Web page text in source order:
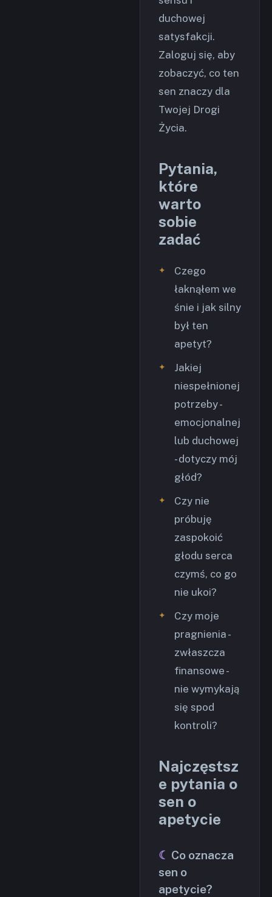
duchowej
satysfakcji.
Zaloguj się, aby
zobaczyć, co ten
sen znaczy dla
Twojej Drogi
Życia.
Pytania,
które
warto
sobie
zadać
Czego
łaknąłem we
śnie i jak silny
był ten
apetyt?
Jakiej
niespełnionej
potrzeby -
emocjonalnej
lub duchowej
- dotyczy mój
głód?
Czy nie
próbuję
zaspokoić
głodu serca
czymś, co go
nie ukoi?
Czy moje
pragnienia -
zwłaszcza
finansowe -
nie wymykają
się spod
kontroli?
Najczęstsz
e pytania o
sen o
apetycie
Co oznacza
sen o
apetycie?